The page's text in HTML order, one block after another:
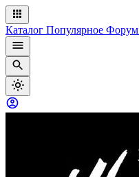
Каталог Популярное Форум